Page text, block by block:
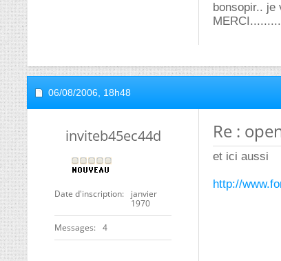
bonsopir.. je
06/08/2006, 18h48
inviteb45ec44d
Date d'inscription
janvier
1970
Messages 4
Re :
et ici aussi
http://